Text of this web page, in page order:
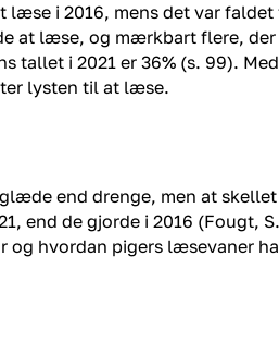
i 2016, mens det var faldet
at læse, og mærkbart flere,
tallet i 2021 er 36% (s. 99).
lysten til at læse.
end drenge, men at
de gjorde i 2016 (Fougt,
og hvordan pigers læsevaner